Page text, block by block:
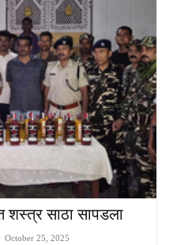
शस्त्र साठा सापडला
October 25, 2025